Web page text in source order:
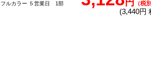
フルカラー ５営業日 1部
（税
(3,440円